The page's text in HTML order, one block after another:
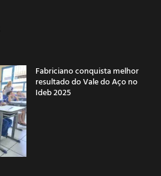
Fabriciano conquista melhor
resultado do Vale do Aço no
Ideb 2025